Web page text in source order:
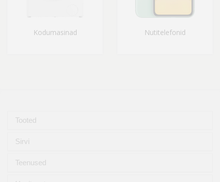
Kodumasinad Nutitelefonid
Tooted
Sirvi
Teenused